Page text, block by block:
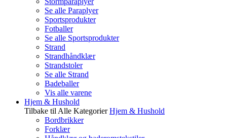
Se alle Paraplyer
Sportsprodukter
Fotballer
Se alle Sportsprodukter
Strand
Strandhåndklær
Strandstoler
Se alle Strand
Badeballer
Vis alle varene
Hjem & Hushold
Tilbake til Alle Kategorier Hjem & Hushold
Bordbrikker
Forklær